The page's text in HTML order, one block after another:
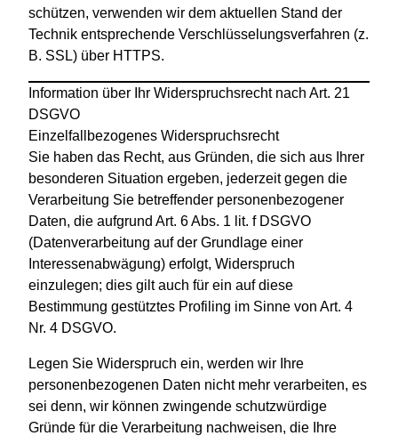
schützen, verwenden wir dem aktuellen Stand der
Technik entsprechende Verschlüsselungsverfahren (z.
B. SSL) über HTTPS.
Information über Ihr Widerspruchsrecht nach Art. 21
DSGVO
Einzelfallbezogenes Widerspruchsrecht
Sie haben das Recht, aus Gründen, die sich aus Ihrer
besonderen Situation ergeben, jederzeit gegen die
Verarbeitung Sie betreffender personenbezogener
Daten, die aufgrund Art. 6 Abs. 1 lit. f DSGVO
(Datenverarbeitung auf der Grundlage einer
Interessenabwägung) erfolgt, Widerspruch
einzulegen; dies gilt auch für ein auf diese
Bestimmung gestütztes Profiling im Sinne von Art. 4
Nr. 4 DSGVO.
Legen Sie Widerspruch ein, werden wir Ihre
personenbezogenen Daten nicht mehr verarbeiten, es
sei denn, wir können zwingende schutzwürdige
Gründe für die Verarbeitung nachweisen, die Ihre